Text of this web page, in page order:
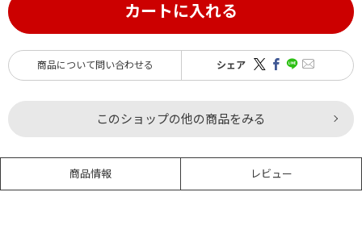
カートに入れる
商品について問い合わせる シェア
このショップの他の商品をみる
商品情報 レビュー